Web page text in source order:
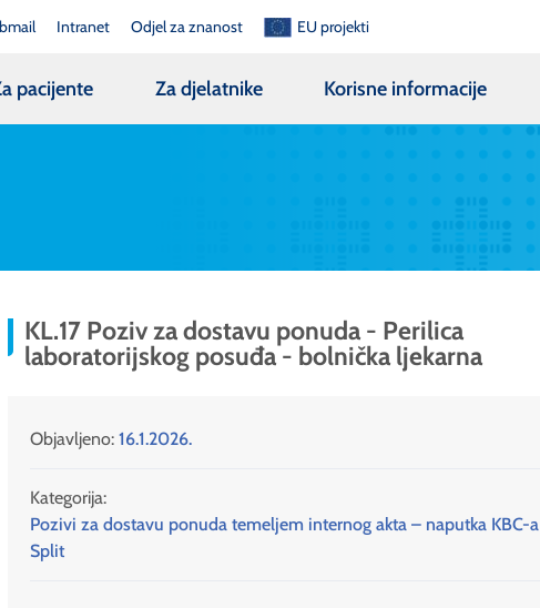
Intranet Odjel za znanost EU projekti
pacijente Za djelatnike Korisne informacije
KL.17 Poziv za dostavu ponuda - Perilica
laboratorijskog posuđa - bolnička ljekarna
Objavljeno: 16.1.2026.
Kategorija:
Pozivi za dostavu ponuda temeljem internog akta – naputka KBC-a
Split